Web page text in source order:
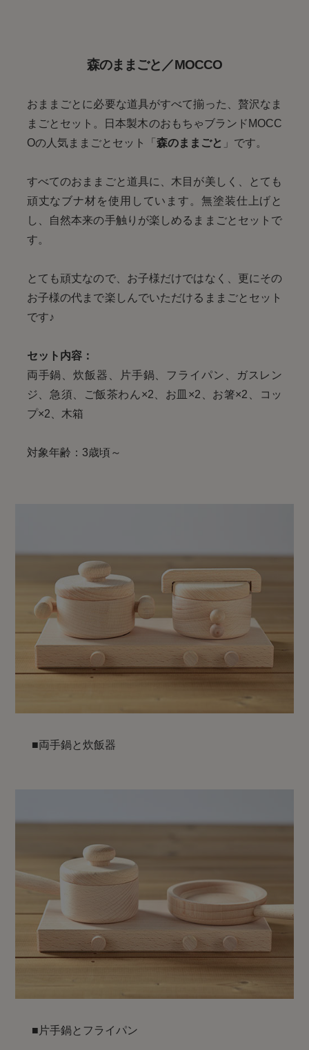
森のままごと／MOCCO
おままごとに必要な道具がすべて揃った、贅沢なま
まごとセット。日本製木のおもちゃブランドMOCC
Oの人気ままごとセット「 森のままごと 」です。
すべてのおままごと道具に、木目が美しく、とても
頑丈なブナ材を使用しています。無塗装仕上げと
し、自然本来の手触りが楽しめるままごとセットで
す。
とても頑丈なので、お子様だけではなく、更にその
お子様の代まで楽しんでいただけるままごとセット
です♪
セット内容：
両手鍋、炊飯器、片手鍋、フライパン、ガスレン
ジ、急須、ご飯茶わん×2、お皿×2、お箸×2、コッ
プ×2、木箱
対象年齢：3歳頃～
■両手鍋と炊飯器
■片手鍋とフライパン